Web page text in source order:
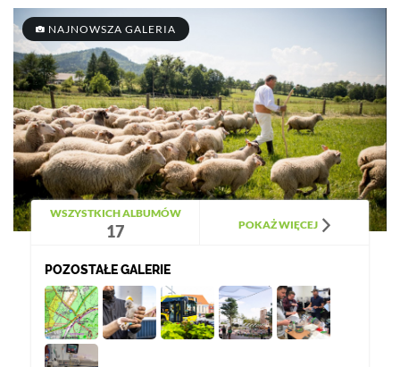
NAJNOWSZA GALERIA
WSZYSTKICH ALBUMÓW
17 POKAŻ WIĘCEJ
POZOSTAŁE GALERIE